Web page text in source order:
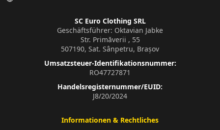
SC Euro Clothing SRL
Geschäftsführer: Oktavian Jabke
Str. Primăverii , 55
507190, Sat. Sânpetru, Brașov
Umsatzsteuer-Identifikationsnummer:
RO47727871
Handelsregisternummer/EUID:
J8/20/2024
Informationen & Rechtliches